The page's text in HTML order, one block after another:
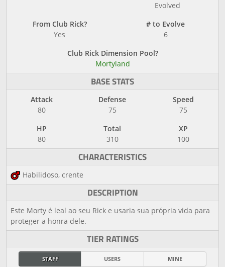
Evolved
From Club Rick?
Yes
# to Evolve
6
Club Rick Dimension Pool?
Mortyland
BASE STATS
Attack
80
Defense
75
Speed
75
HP
80
Total
310
XP
100
CHARACTERISTICS
Habilidoso, crente
DESCRIPTION
Este Morty é leal ao seu Rick e usaria sua própria vida para
proteger a honra dele.
TIER RATINGS
STAFF USERS MINE